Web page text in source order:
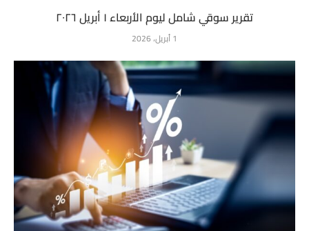
تقرير سوقي شامل ليوم الأربعاء ١ أبريل ٢٠٢٦
1 أبريل، 2026